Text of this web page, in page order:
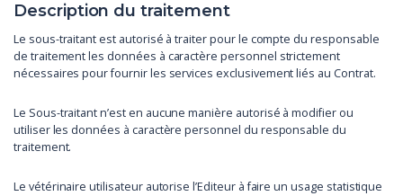
Description du traitement
Le sous-traitant est autorisé à traiter pour le compte du responsable
de traitement les données à caractère personnel strictement
nécessaires pour fournir les services exclusivement liés au Contrat.
Le Sous-traitant n’est en aucune manière autorisé à modifier ou
utiliser les données à caractère personnel du responsable du
traitement.
Le vétérinaire utilisateur autorise l’Editeur à faire un usage statistique